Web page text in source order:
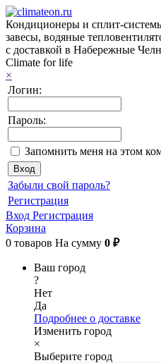
Кондиционеры и сплит-
завесы, водяные
с доставкой в Набережные
Climate for life
×
Логин:
Пароль:
Запомнить меня на этом
Забыли свой пароль?
Регистрация
Вход Регистрация
Корзина
0 товаров На сумму 0 ₽
Ваш город
?
Нет
Да
Подробнее о доставке
Изменить город
×
Выберите город